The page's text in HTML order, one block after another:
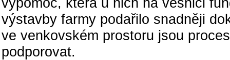
výstavby farmy podařilo snadněji
ve venkovském prostoru jsou
podporovat.